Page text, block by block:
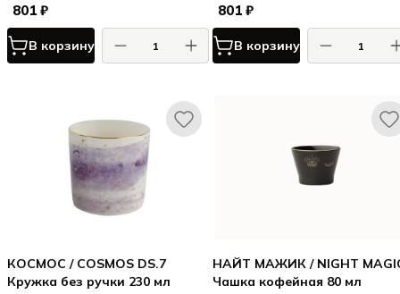
801 ₽
В корзину
801 ₽
В корзину
КОСМОС / COSMOS DS.7
Кружка без ручки 230 мл
НАЙТ МАЖИК / NIGHT
Чашка кофейная 80 мл